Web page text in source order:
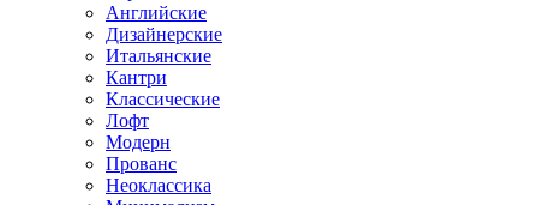
Английские
Дизайнерские
Итальянские
Кантри
Классические
Лофт
Модерн
Прованс
Неоклассика